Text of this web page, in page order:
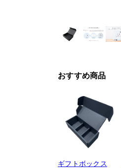
おすすめ商品
ギフトボックス